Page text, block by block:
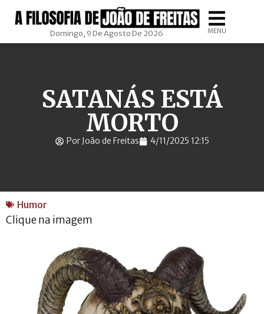
Domingo, 9 De Agosto De 2026 MENU
SATANÁS ESTÁ
MORTO
Por João de Freitas 4/11/2025 12:15
Humor
Clique na imagem